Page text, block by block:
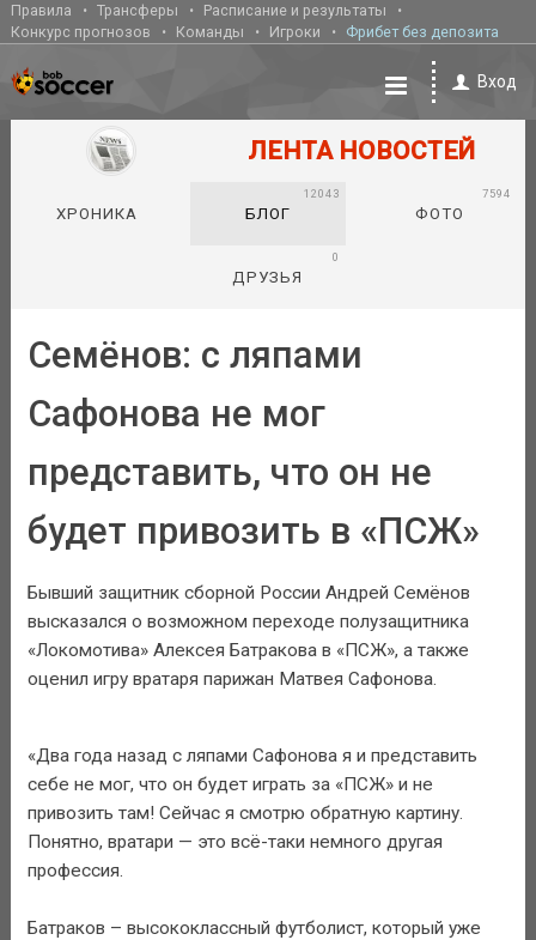
Правила Трансферы
Расписание и результаты
Конкурс прогнозов
Команды Игроки Фрибет без депозита
Вход
ЛЕНТА НОВОСТЕЙ
ХРОНИКА БЛОГ
12043
ФОТО
7594
ДРУЗЬЯ
0
Семёнов: с ляпами
Сафонова не мог
представить, что он не
будет привозить в «ПСЖ»
Бывший защитник сборной России Андрей Семёнов
высказался о возможном переходе полузащитника
«Локомотива» Алексея Батракова в «ПСЖ», а также
оценил игру вратаря парижан Матвея Сафонова.
«Два года назад с ляпами Сафонова я и представить
себе не мог, что он будет играть за «ПСЖ» и не
привозить там! Сейчас я смотрю обратную картину.
Понятно, вратари — это всё-таки немного другая
профессия.
Батраков – высококлассный футболист, который уже